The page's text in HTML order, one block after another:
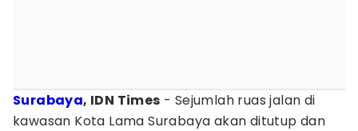
Surabaya, IDN Times - Sejumlah ruas jalan di
kawasan Kota Lama Surabaya akan ditutup dan